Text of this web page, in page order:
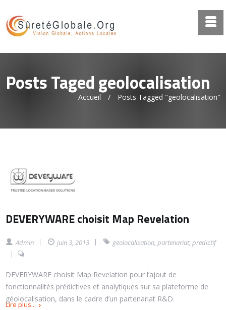
Posts Taged geolocalisation
Accueil / Posts Tagged "geolocalisation"
DEVERYWARE choisit Map Revelation
Admin juin 3, 2013 geolocalisation,partenariat,predictif
DEVERYWARE choisit Map Revelation pour l’ajout de
fonctionnalités prédictives et analytiques sur sa plateforme de
géolocalisation, dans le cadre d’un partenariat R&D.
Lire plus...